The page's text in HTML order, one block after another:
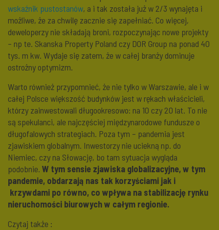
wskaźnik pustostanów, a i tak została już w 2/3 wynajęta i
możliwe, że za chwilę zacznie się zapełniać. Co więcej,
deweloperzy nie składają broni, rozpoczynając nowe projekty
– np te. Skanska Property Poland czy DOR Group na ponad 40
tys. m kw. Wydaje się zatem, że w całej branży dominuje
ostrożny optymizm.
Warto również przypomnieć, że nie tylko w Warszawie, ale i w
całej Polsce większość budynków jest w rękach właścicieli,
którzy zainwestowali długookresowo: na 10 czy 20 lat. To nie
są spekulanci, ale najczęściej międzynarodowe fundusze o
długofalowych strategiach. Poza tym – pandemia jest
zjawiskiem globalnym. Inwestorzy nie uciekną np. do
Niemiec, czy na Słowację, bo tam sytuacja wygląda
podobnie. W tym sensie zjawiska globalizacyjne, w tym
pandemie, obdarzają nas tak korzyściami jak i
krzywdami po równo, co wpływa na stabilizację rynku
nieruchomości biurowych w całym regionie.
Czytaj także :